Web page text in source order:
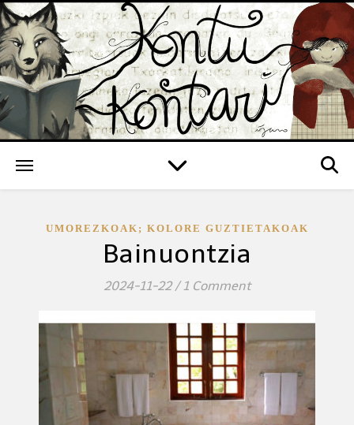
UMOREZKOAK; KOLORE GUZTIETAKOAK
Bainuontzia
2024-11-22 / 1 Comment